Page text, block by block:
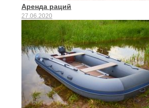
Аренда раций
27.06.2020